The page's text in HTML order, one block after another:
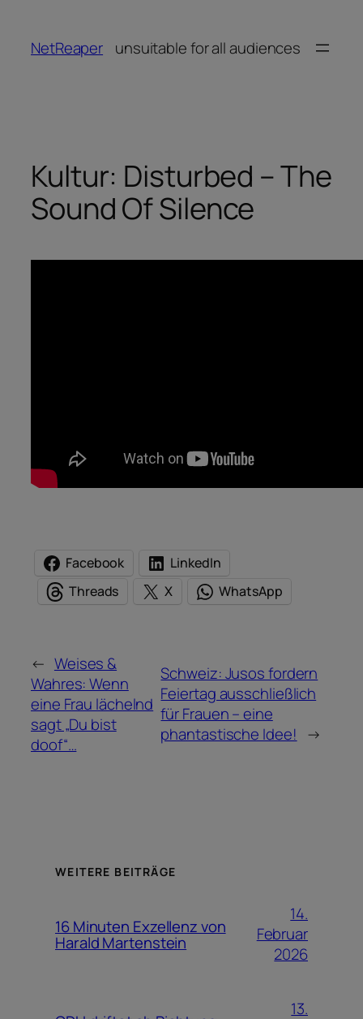
springen
NetReaper unsuitable for all audiences
Kultur: Disturbed – The
Sound Of Silence
Facebook
LinkedIn
Threads
X WhatsApp
← Weises &
Wahres: Wenn
eine Frau lächelnd
sagt „Du bist
doof“…
Schweiz: Jusos fordern
Feiertag ausschließlich
für Frauen – eine
phantastische Idee! →
WEITERE BEITRÄGE
16 Minuten Exzellenz von
Harald Martenstein
14.
Februar
2026
13.